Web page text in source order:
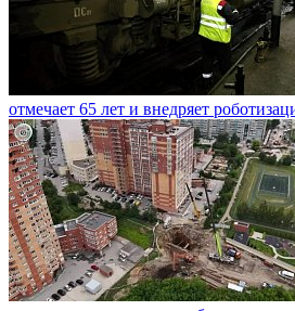
отмечает 65 лет и внедряет